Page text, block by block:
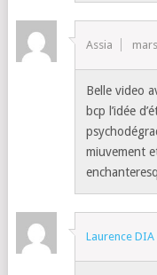
Assia
Belle video
bcp l’idée
miuvement
Laurence DIA